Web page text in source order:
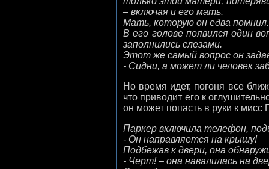
– включая и его мать.
Мать, которую он едва помнил.
В его голове появился один
заполнились слезами.
Этот же самый вопрос он
- Сидни, а может ли человек
Но время идет, погоня все
что приводит его к
он может попасть в руки к
Паркер включила телефон,
- Он направляется на крышу!
Подбежав к двери, она
- Черт! – она навалилась на